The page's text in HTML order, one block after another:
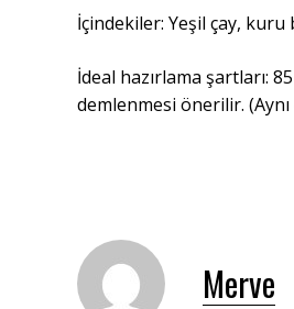
İçindekiler: Yeşil çay, kuru
İdeal hazırlama şartları:
demlenmesi önerilir.
Merve